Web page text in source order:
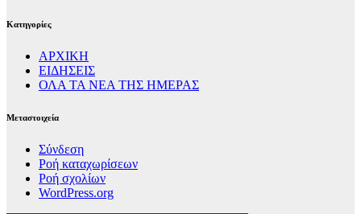
Kατηγορίες
ΑΡΧΙΚΗ
ΕΙΔΗΣΕΙΣ
ΟΛΑ ΤΑ ΝΕΑ ΤΗΣ ΗΜΕΡΑΣ
Μεταστοιχεία
Σύνδεση
Ροή καταχωρίσεων
Ροή σχολίων
WordPress.org